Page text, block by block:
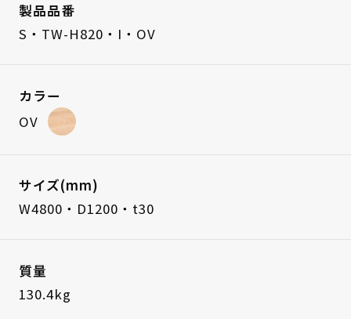
製品品番
S・TW-H820・I・OV
カラー
OV
サイズ(mm)
W4800・D1200・t30
質量
130.4kg